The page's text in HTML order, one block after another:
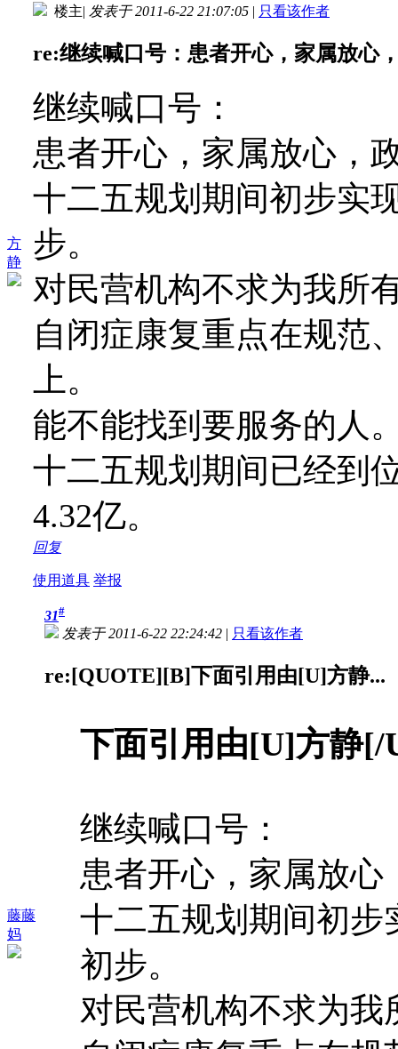
方
静
楼主| 发表于 2011-6-22 21:07:05 | 只看该作者
re:继续喊口号：患者开心，家属放心
继续喊口号：
患者开心，家属放心，
十二五规划期间初步实
步。
对民营机构不求为我所
自闭症康复重点在规范
上。
能不能找到要服务的人
十二五规划期间已经到
4.32亿。
回复
使用道具 举报
藤藤
妈
31#
发表于 2011-6-22 22:24:42 | 只看该作者
re:[QUOTE][B]下面引用由[U]方静...
下面引用由[U]方静[/
继续喊口号：
患者开心，家属放心
十二五规划期间初步
初步。
对民营机构不求为